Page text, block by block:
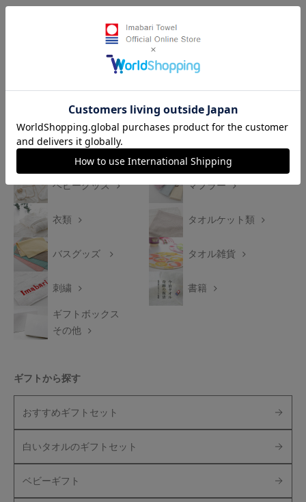
ウォッシュタオル
スポーツタオル タオルハンカチ
ベビーグッズ マフラー
衣類 タオルケット類
バスグッズ タオル雑貨
刺繍 書籍
ギフトボックス
その他
ギフトから探す
おすすめギフトセット
白いタオルのギフトセット
ベビーギフト